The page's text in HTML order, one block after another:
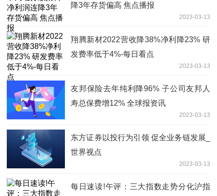
降3年存货偏高 焦点播报
2023-03-13
翔腾新材2022营收降38%净利降23% 研
发费率低于4%-每日看点
2023-03-13
友邦保险去年纯利降96% 子公司友邦人
寿总保费增12% 全球报资讯
2023-03-13
东方证券以投行为引领 促全业务链发展_
世界视点
2023-03-13
每日速读!午评：三大指数走势分化沪指